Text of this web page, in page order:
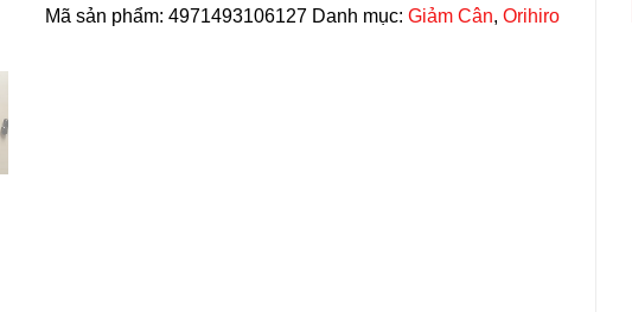
Mã sản phẩm: 4971493106127 Danh mục: Giảm Cân, Orihiro